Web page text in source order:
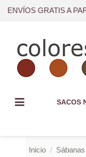
ENVÍOS GRATIS A
SACOS
Inicio Sábanas